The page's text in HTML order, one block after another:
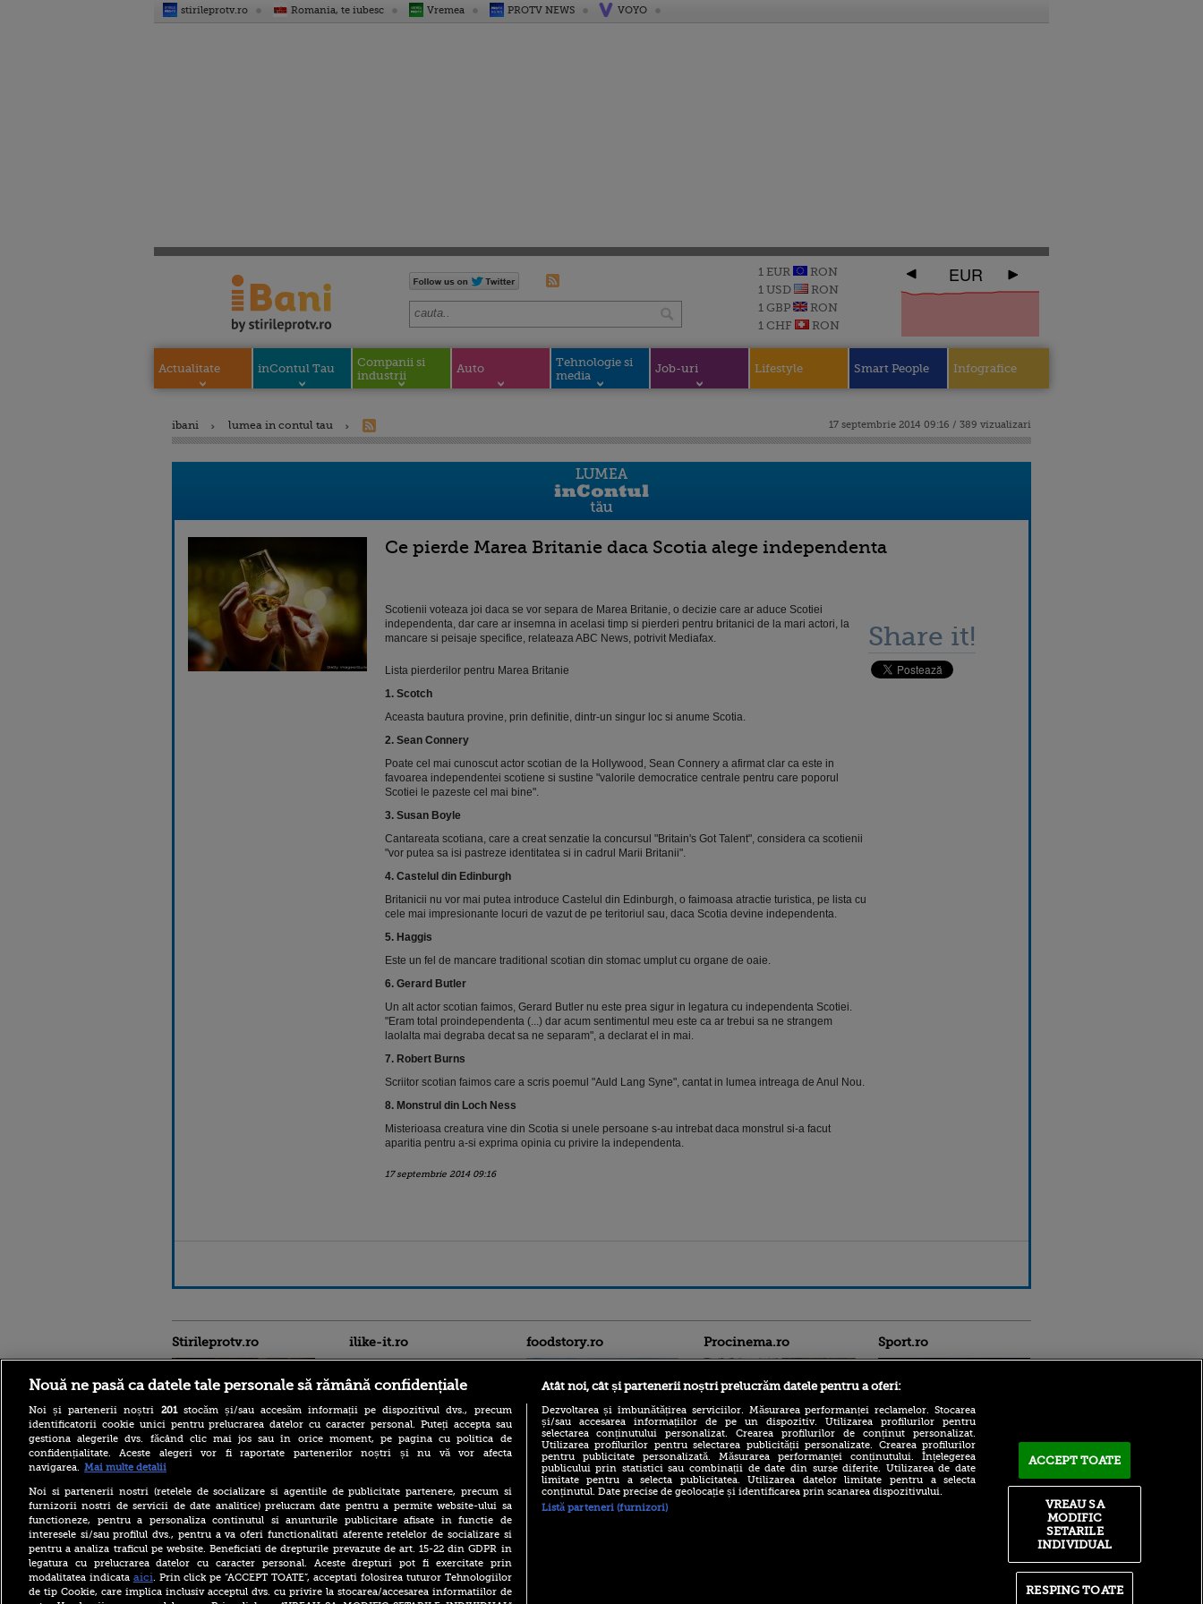
stirileprotv.ro Romania, te iubesc Vremea PROTV NEWS VOYO
1 EUR
RON
1 USD
RON
1 GBP
RON
1 CHF
RON
EUR
Actualitate inContul Tau
Companii si
industrii
Auto
Tehnologie si
media
Job-uri Lifestyle Smart People Infografice
ibani lumea in contul tau 17 septembrie 2014 09:16 / 389 vizualizari
Ce pierde Marea Britanie daca Scotia alege independenta
Scotienii voteaza joi daca se vor separa de Marea Britanie, o decizie care ar aduce Scotiei
independenta, dar care ar insemna in acelasi timp si pierderi pentru britanici de la mari actori, la
mancare si peisaje specifice, relateaza ABC News, potrivit Mediafax.
Lista pierderilor pentru Marea Britanie
1. Scotch
Aceasta bautura provine, prin definitie, dintr-un singur loc si anume Scotia.
2. Sean Connery
Poate cel mai cunoscut actor scotian de la Hollywood, Sean Connery a afirmat clar ca este in
favoarea independentei scotiene si sustine "valorile democratice centrale pentru care poporul
Scotiei le pazeste cel mai bine".
3. Susan Boyle
Cantareata scotiana, care a creat senzatie la concursul "Britain's Got Talent", considera ca scotienii
"vor putea sa isi pastreze identitatea si in cadrul Marii Britanii".
4. Castelul din Edinburgh
Britanicii nu vor mai putea introduce Castelul din Edinburgh, o faimoasa atractie turistica, pe lista cu
cele mai impresionante locuri de vazut de pe teritoriul sau, daca Scotia devine independenta.
5. Haggis
Este un fel de mancare traditional scotian din stomac umplut cu organe de oaie.
6. Gerard Butler
Un alt actor scotian faimos, Gerard Butler nu este prea sigur in legatura cu independenta Scotiei.
"Eram total proindependenta (...) dar acum sentimentul meu este ca ar trebui sa ne strangem
laolalta mai degraba decat sa ne separam", a declarat el in mai.
7. Robert Burns
Scriitor scotian faimos care a scris poemul "Auld Lang Syne", cantat in lumea intreaga de Anul Nou.
8. Monstrul din Loch Ness
Misterioasa creatura vine din Scotia si unele persoane s-au intrebat daca monstrul si-a facut
aparitia pentru a-si exprima opinia cu privire la independenta.
17 septembrie 2014 09:16
Share it!
Stirileprotv.ro
președinția Ungariei.
Numele care intră în cursa
pentru funcția supremă
Incendiu într-un
apartament dintr-un bloc
din Oradea. Proprietara a
fost găsită moartă de către
pompieri
ilike-it.ro foodstory.ro
(P) Descoperă Lumea
Evenimentelor din România
cu Transilvania Events!
Procinema.ro
Nikolaj Coster-Waldau din
Urzeala Tronurilor și
Sport.ro
Hakan Calhanoglu rupe
tăcerea: ce decizie a luat în
privința viitorului său și de
Nouă ne pasă ca datele tale personale să rămână confidențiale
Noi și partenerii noștri 201stocăm și/sau accesăm informații pe dispozitivul dvs., precum
identificatorii cookie unici pentru prelucrarea datelor cu caracter personal. Puteți accepta sau
gestiona alegerile dvs. făcând clic mai jos sau în orice moment, pe pagina cu politica de
confidențialitate. Aceste alegeri vor fi raportate partenerilor noștri și nu vă vor afecta
navigarea. Mai multe detalii
Noi si partenerii nostri (retelele de socializare si agentiile de publicitate partenere, precum si
furnizorii nostri de servicii de date analitice) prelucram date pentru a permite website-ului sa
functioneze, pentru a personaliza continutul si anunturile publicitare afisate in functie de
interesele si/sau profilul dvs., pentru a va oferi functionalitati aferente retelelor de socializare si
pentru a analiza traficul pe website. Beneficiati de drepturile prevazute de art. 15-22 din GDPR in
legatura cu prelucrarea datelor cu caracter personal. Aceste drepturi pot fi exercitate prin
modalitatea indicata aici. Prin click pe “ACCEPT TOATE”, acceptati folosirea tuturor Tehnologiilor
de tip Cookie, care implica inclusiv acceptul dvs. cu privire la stocarea/accesarea informatiilor de
Atât noi, cât și partenerii noștri prelucrăm datele pentru a oferi:
Dezvoltarea și îmbunătățirea serviciilor. Măsurarea performanței reclamelor. Stocarea
și/sau accesarea informațiilor de pe un dispozitiv. Utilizarea profilurilor pentru
selectarea conținutului personalizat. Crearea profilurilor de conținut personalizat.
Utilizarea profilurilor pentru selectarea publicității personalizate. Crearea profilurilor
pentru publicitate personalizată. Măsurarea performanței conținutului. Înțelegerea
publicului prin statistici sau combinații de date din surse diferite. Utilizarea de date
limitate pentru a selecta publicitatea. Utilizarea datelor limitate pentru a selecta
conținutul. Date precise de geolocație și identificarea prin scanarea dispozitivului.
Listă parteneri (furnizori)
ACCEPT TOATE
RESPING TOATE
VREAU SA
MODIFIC
SETARILE
INDIVIDUAL